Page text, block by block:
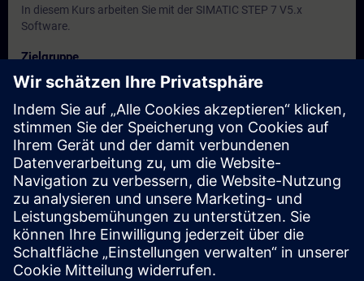
In diesem Kurs arbeiten Sie mit der SIMATIC STEP 7 V5.x
Software.
Zielgruppe
Programmierer
Projektierer
Termine und Anmeldung
Derzeit sind keine Termine verfügbar
Setzen Sie sich auf die Interessentenliste und erhalten Sie eine
Benachrichtigung sobald neue Termine verfügbar sind.
Benachrichtigungsservice aktivieren